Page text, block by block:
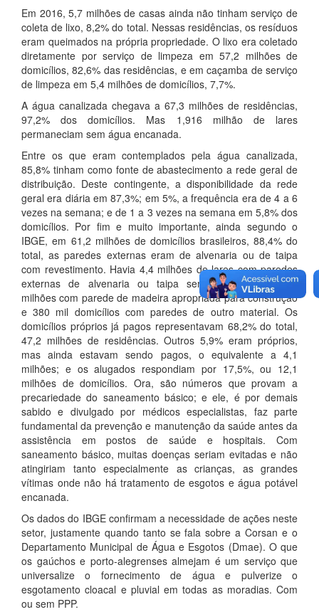
Em 2016, 5,7 milhões de casas ainda não tinham serviço de
coleta de lixo, 8,2% do total. Nessas residências, os resíduos
eram queimados na própria propriedade. O lixo era coletado
diretamente por serviço de limpeza em 57,2 milhões de
domicílios, 82,6% das residências, e em caçamba de serviço
de limpeza em 5,4 milhões de domicílios, 7,7%.
A água canalizada chegava a 67,3 milhões de residências,
97,2% dos domicílios. Mas 1,916 milhão de lares
permaneciam sem água encanada.
Entre os que eram contemplados pela água canalizada,
85,8% tinham como fonte de abastecimento a rede geral de
distribuição. Deste contingente, a disponibilidade da rede
geral era diária em 87,3%; em 5%, a frequência era de 4 a 6
vezes na semana; e de 1 a 3 vezes na semana em 5,8% dos
domicílios. Por fim e muito importante, ainda segundo o
IBGE, em 61,2 milhões de domicílios brasileiros, 88,4% do
total, as paredes externas eram de alvenaria ou de taipa
com revestimento. Havia 4,4 milhões de lares com paredes
externas de alvenaria ou taipa sem revestimento, 3,3
milhões com parede de madeira apropriada para construção
e 380 mil domicílios com paredes de outro material. Os
domicílios próprios já pagos representavam 68,2% do total,
47,2 milhões de residências. Outros 5,9% eram próprios,
mas ainda estavam sendo pagos, o equivalente a 4,1
milhões; e os alugados respondiam por 17,5%, ou 12,1
milhões de domicílios. Ora, são números que provam a
precariedade do saneamento básico; e ele, é por demais
sabido e divulgado por médicos especialistas, faz parte
fundamental da prevenção e manutenção da saúde antes da
assistência em postos de saúde e hospitais. Com
saneamento básico, muitas doenças seriam evitadas e não
atingiriam tanto especialmente as crianças, as grandes
vítimas onde não há tratamento de esgotos e água potável
encanada.
Os dados do IBGE confirmam a necessidade de ações neste
setor, justamente quando tanto se fala sobre a Corsan e o
Departamento Municipal de Água e Esgotos (Dmae). O que
os gaúchos e porto-alegrenses almejam é um serviço que
universalize o fornecimento de água e pulverize o
esgotamento cloacal e pluvial em todas as moradias. Com
ou sem PPP.